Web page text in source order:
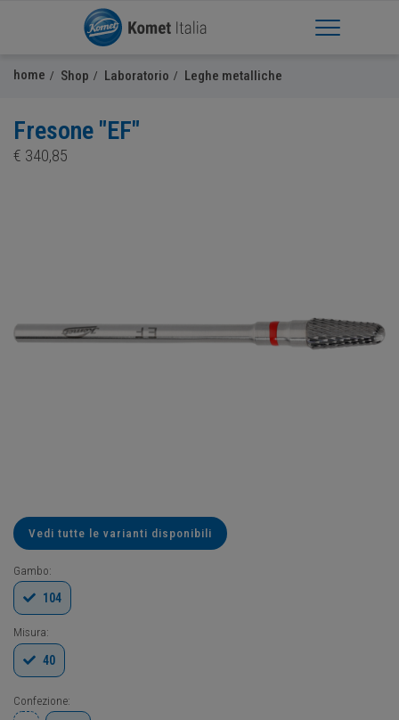
Apri Menu
home Shop Laboratorio Leghe metalliche
Fresone "EF"
€ 340,85
Vedi tutte le varianti disponibili
Gambo:
104
Misura:
40
Confezione: